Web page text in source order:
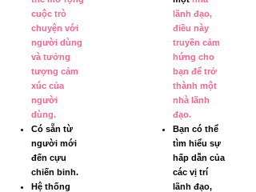
cuộc trò
chuyện với
người dùng
và tưởng
tượng cảm
xúc của
người
dùng.
Có sẵn từ
người mới
đến cựu
chiến binh.
Hệ thống
lãnh đạo,
điều này
truyền cảm
hứng cho
bạn để trở
thành một
nhà lãnh
đạo.
Bạn có thể
tìm hiểu sự
hấp dẫn của
các vị trí
lãnh đạo,